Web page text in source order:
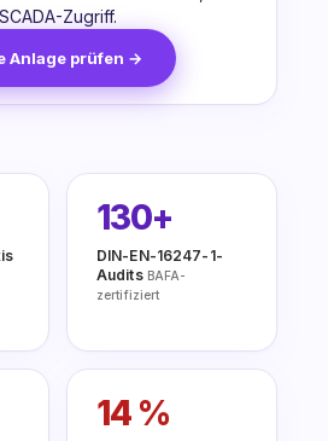
SCADA-Zugriff.
Anlage prüfen →
130+
DIN-EN-16247-1-
Audits BAFA-
zertifiziert
14 %